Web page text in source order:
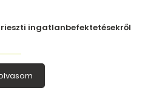
ingatlanbefektetésekről